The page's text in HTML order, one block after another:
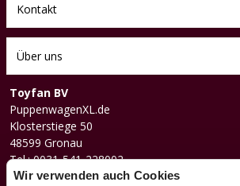
Kontakt
Über uns
Toyfan BV
PuppenwagenXL.de
Klosterstiege 50
48599 Gronau
Tel.: 0031-541-228002
Facebook
Wir verwenden auch Cookies